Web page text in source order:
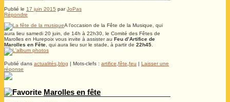
Publié le 17 juin 2015 parJoPas
Répondre
A l’occasion de la Fête de la Musique, qui
aura lieu samedi 20 juin, de 14h à 22h30, le Comité des Fêtes de
Marolles en Hurepoix vous invite à assister au Feu d’Artifice de
Marolles en Fête , qui aura lieu sur le stade, à partir de 22h45
Publié dans actualités blog | Mots-clefs : artifice fête feu | Laisser une
réponse
Marolles en fête